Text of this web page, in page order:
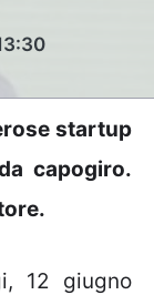
startup
capogiro.
12 giugno